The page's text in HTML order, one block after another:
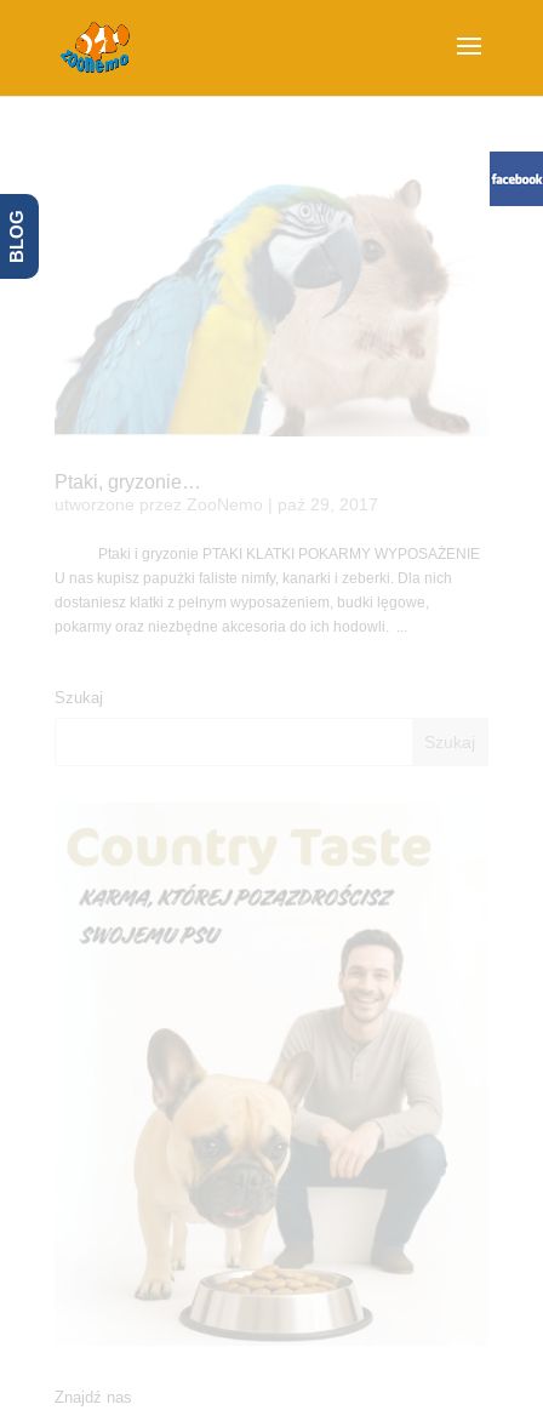
Ptaki, gryzonie…
utworzone przez ZooNemo paź 29, 2017
Ptaki i gryzonie PTAKI KLATKI POKARMY WYPOSAŻENIE
U nas kupisz papużki faliste nimfy, kanarki i zeberki. Dla nich
dostaniesz klatki z pełnym wyposażeniem, budki lęgowe,
pokarmy oraz niezbędne akcesoria do ich hodowli. ...
Szukaj
Znajdź nas
BLOG